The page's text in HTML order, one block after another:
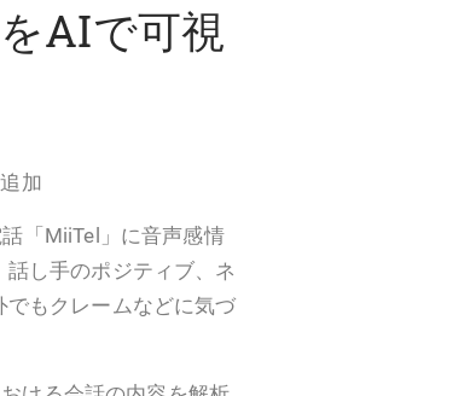
AIで可視
加
「MiiTel」に音声感情
し手のポジティブ、ネ
もクレームなどに気づ